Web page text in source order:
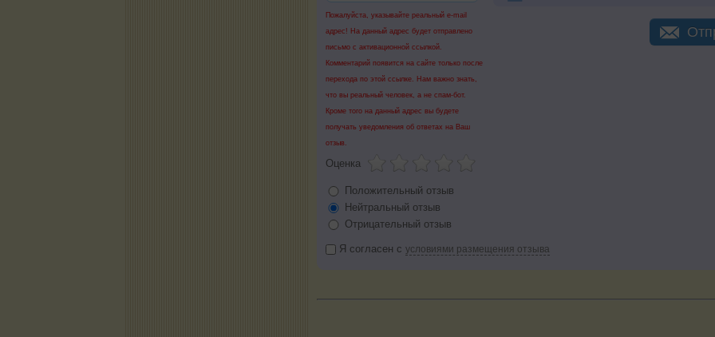
Пожалуйста, указывайте реальный e-mail
адрес! На данный адрес будет отправлено
письмо с активационной ссылкой.
Комментарий появится на сайте только после
перехода по этой ссылке. Нам важно знать,
что вы реальный человек, а не спам-бот.
Кроме того на данный адрес вы будете
получать уведомления об ответах на Ваш
отзыв.
Оценка
Положительный отзыв
Нейтральный отзыв
Отрицательный отзыв
Я согласен с условиями размещения отзыва